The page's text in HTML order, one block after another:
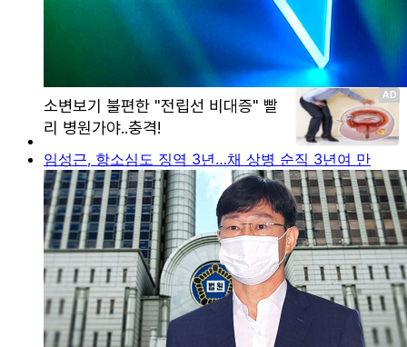
임성근, 항소심도 징역 3년…채 상병 순직 3년여 만